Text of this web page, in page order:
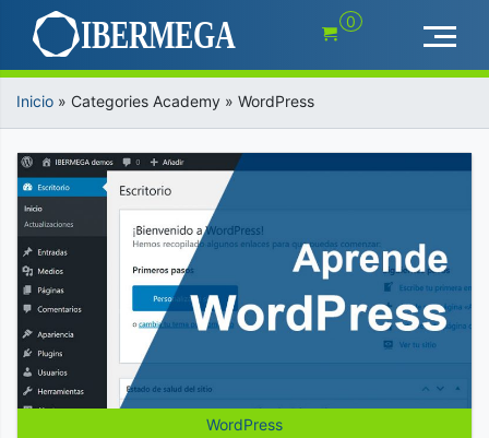
contenido
0
Inicio » Categories Academy » WordPress
WordPress